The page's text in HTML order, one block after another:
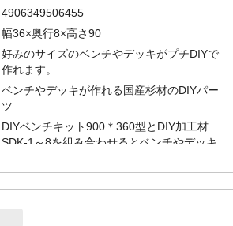
4906349506455
幅36×奥行8×高さ90
好みのサイズのベンチやデッキがプチDIYで
作れます。
ベンチやデッキが作れる国産杉材のDIYパー
ツ
DIYベンチキット900＊360型とDIY加工材
SDK-1～8を組み合わせるとベンチやデッキ
板部分に、DIY加工材SDK-5～8は振れ止め
に使用するとベンチやデッキが作成できま